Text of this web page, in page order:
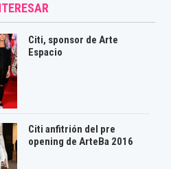
Citi, sponsor de Arte
Espacio
Citi anfitrión del pre
opening de ArteBa 2016